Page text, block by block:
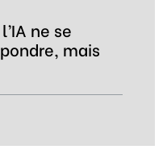
ne se
mais